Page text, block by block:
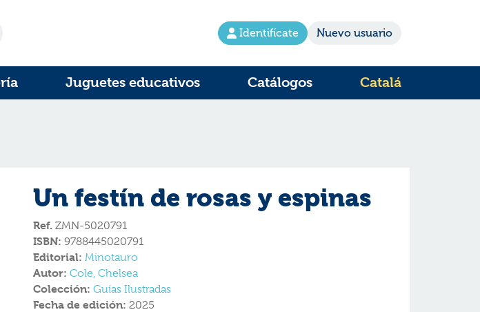
Identifícate Nuevo usuario
Juguetes educativos Catálogos Catalá
Un festín de rosas y espinas
Ref. ZMN-5020791
ISBN: 9788445020791
Editorial: Minotauro
Autor: Cole, Chelsea
Colección: Guías Ilustradas
Fecha de edición: 2025